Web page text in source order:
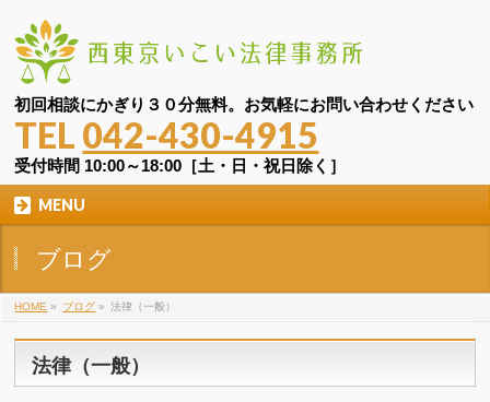
初回相談にかぎり３０分無料。お気軽にお問い合わせください
TEL 042-430-4915
受付時間 10:00～18:00［土・日・祝日除く］
MENU
ブログ
HOME » ブログ » 法律（一般）
法律（一般）